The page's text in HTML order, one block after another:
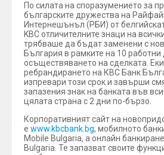
По силата на споразумението за
българските дружества на
Интернешънъл (РБИ) от
KBC отличителните знаци на
трябваше да бъдат заменени с
България в рамките на 10 работни
осъществяването на сделката.
ребрандирането на КВС Банк
изпревари този срок и завърши
запазения знак на банката във
цялата страна с 2 дни по-бързо.
Корпоративният сайт на
е www.kbcbank.bg, мобилното
Mobile Bulgaria, а онлайн
Bulgaria. Те запазват своите